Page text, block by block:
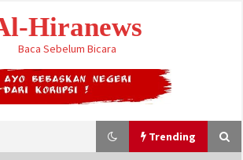
Hiranews
Baca Sebelum Bicara
Trending